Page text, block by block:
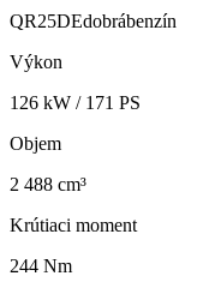
QR25DEdobrábenzín
Výkon
126 kW / 171 PS
Objem
2 488 cm³
Krútiaci moment
244 Nm